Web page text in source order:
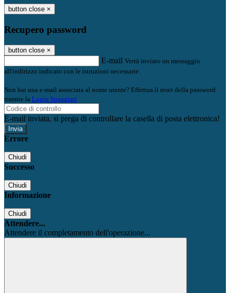
button close ×
Recupero password
button close ×
E-mail Verrà inviato un messaggio
all'indirizzo indicato con le istruzioni necessarie.
Non hai una e-mail associata al nome utente? Effettua il reset della password
tramite la Login Spaggiari
E-mail inviata, si prega di controllare la casella di posta elettronica!
Errore
Chiudi
Successo
Chiudi
Informazione
Chiudi
Attendere...
Attendere il completamento dell'operazione...